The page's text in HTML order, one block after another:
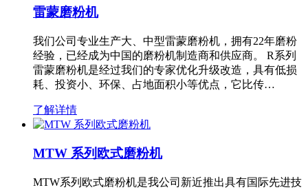
雷蒙磨粉机
我们公司专业生产大、中型雷蒙磨粉机，拥有22年磨粉
经验，已经成为中国的磨粉机制造商和供应商。 R系列
雷蒙磨粉机是经过我们的专家优化升级改造，具有低损
耗、投资小、环保、占地面积小等优点，它比传…
了解详情
MTW 系列欧式磨粉机
MTW系列欧式磨粉机是我公司新近推出具有国际先进技